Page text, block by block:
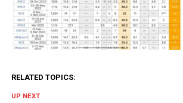
RELATED TOPICS:
UP NEXT